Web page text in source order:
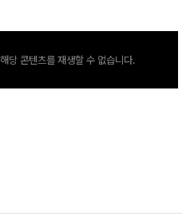
당 콘텐츠를 재생할 수 없습니다.